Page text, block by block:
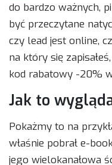
do bardzo ważnych,
być przeczytane
czy lead jest online,
na który się
kod rabatowy -20%
Jak to
Pokażmy to na
właśnie pobrał e-
jego wielokanałowa